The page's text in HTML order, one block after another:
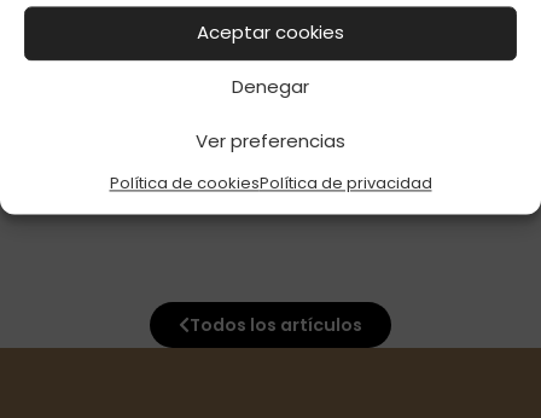
Aceptar cookies
Denegar
Ver preferencias
Política de cookiesPolítica de privacidad
Todos los artículos